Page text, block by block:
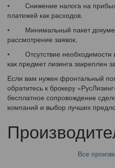
• Снижение налога на прибыль
платежей как расходов.
• Минимальный пакет
рассмотрение заявок.
• Отсутствие необходимости в
как предмет лизинга закреплен
Если вам нужен фронтальный
обратитесь к брокеру
бесплатное сопровождение
компаний и выбор лучших
Все